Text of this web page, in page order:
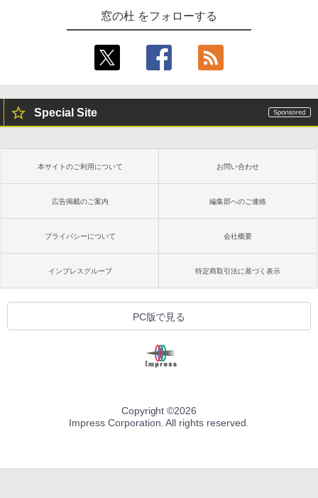
窓の杜 をフォローする
Special Site
本サイトのご利用について お問い合わせ
広告掲載のご案内 編集部へのご連絡
プライバシーについて 会社概要
インプレスグループ 特定商取引法に基づく表示
PC版で見る
Copyright ©2026
Impress Corporation. All rights reserved.